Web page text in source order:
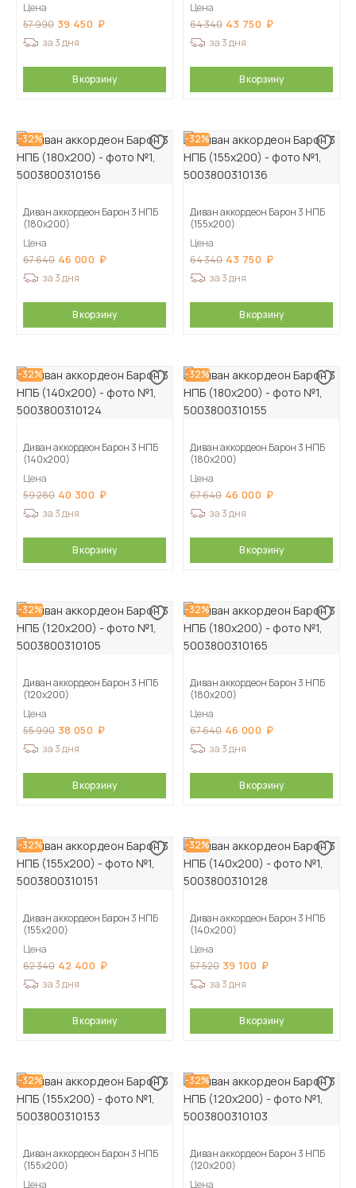
Цена
57 990 39 450
за 3 дня
В корзину
Цена
64 340 43 750
за 3 дня
В корзину
-32%
Диван аккордеон Барон 3 НПБ
(180х200)
Цена
67 640 46 000
за 3 дня
В корзину
-32%
Диван аккордеон Барон 3 НПБ
(155х200)
Цена
64 340 43 750
за 3 дня
В корзину
-32%
Диван аккордеон Барон 3 НПБ
(140х200)
Цена
59 280 40 300
за 3 дня
В корзину
-32%
Диван аккордеон Барон 3 НПБ
(180х200)
Цена
67 640 46 000
за 3 дня
В корзину
-32%
Диван аккордеон Барон 3 НПБ
(120х200)
Цена
55 990 38 050
за 3 дня
В корзину
-32%
Диван аккордеон Барон 3 НПБ
(180х200)
Цена
67 640 46 000
за 3 дня
В корзину
-32%
Диван аккордеон Барон 3 НПБ
(155х200)
Цена
62 340 42 400
за 3 дня
В корзину
-32%
Диван аккордеон Барон 3 НПБ
(140х200)
Цена
57 520 39 100
за 3 дня
В корзину
-32%
Диван аккордеон Барон 3 НПБ
(155х200)
Цена
-32%
Диван аккордеон Барон 3 НПБ
(120х200)
Цена